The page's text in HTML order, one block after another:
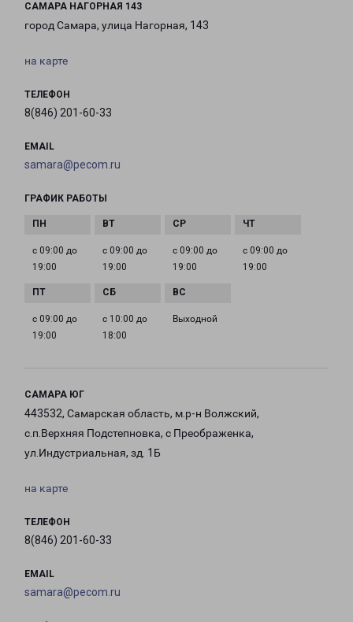
САМАРА НАГОРНАЯ 143
город Самара, улица Нагорная, 143
на карте
ТЕЛЕФОН
8(846) 201-60-33
EMAIL
samara@pecom.ru
ГРАФИК РАБОТЫ
с 09:00 до
19:00
с 09:00 до
19:00
с 09:00 до
19:00
с 09:00 до
19:00
с 09:00 до
19:00
с 10:00 до
18:00
Выходной
САМАРА ЮГ
443532, Самарская область, м.р-н Волжский,
с.п.Верхняя Подстепновка, с Преображенка,
ул.Индустриальная, зд. 1Б
на карте
ТЕЛЕФОН
8(846) 201-60-33
EMAIL
samara@pecom.ru